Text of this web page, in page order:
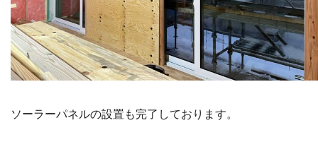
ソーラーパネルの設置も完了しております。